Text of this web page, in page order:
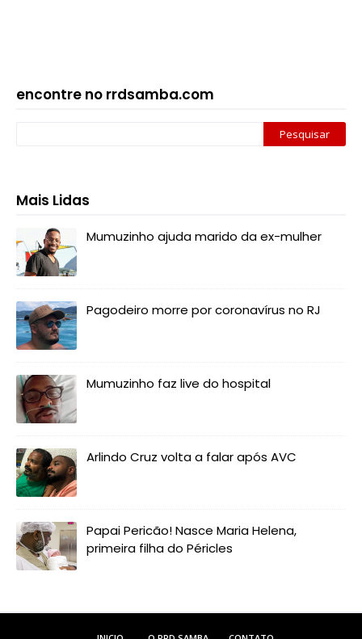
encontre no rrdsamba.com
Mais Lidas
Mumuzinho ajuda marido da ex-mulher
Pagodeiro morre por coronavírus no RJ
Mumuzinho faz live do hospital
Arlindo Cruz volta a falar após AVC
Papai Pericão! Nasce Maria Helena,
primeira filha do Péricles